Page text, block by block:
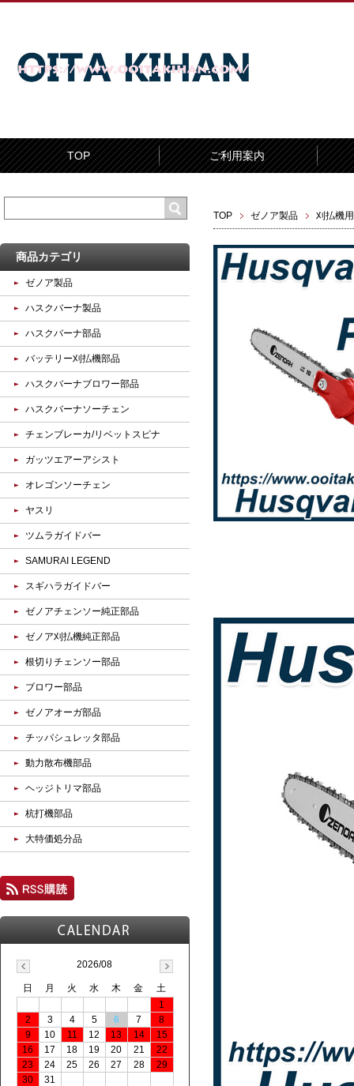
TOP ご利用案内
TOP ゼノア製品 刈払機
商品カテゴリ
ゼノア製品
ハスクバーナ製品
ハスクバーナ部品
バッテリー刈払機部品
ハスクバーナブロワー部品
ハスクバーナソーチェン
チェンブレーカ/リベットスピナ
ガッツエアーアシスト
オレゴンソーチェン
ヤスリ
ツムラガイドバー
SAMURAI LEGEND
スギハラガイドバー
ゼノアチェンソー純正部品
ゼノア刈払機純正部品
根切りチェンソー部品
ブロワー部品
ゼノアオーガ部品
チッパシュレッタ部品
動力散布機部品
ヘッジトリマ部品
杭打機部品
大特価処分品
2026/08
日 月 火 水 木 金
土
1
2
3 4 5 6 7
8
9
10 11 12 13 14
15
16
17 18 19 20 21
22
23
24 25 26 27 28
29
30
31